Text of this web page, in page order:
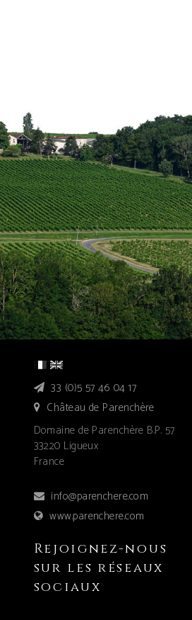
33 (0)5 57 46 04 17
Château de Parenchère
Domaine de Parenchère B.P. 57
33220 Ligueux
France
info@parenchere.com
www.parenchere.com
Rejoignez-nous
sur les réseaux
sociaux